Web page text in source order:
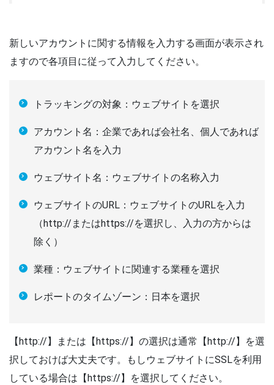
新しいアカウントに関する情報を入力する画面が表示され
ますので各項目に従って入力してください。
トラッキングの対象：ウェブサイトを選択
アカウント名：企業であれば会社名、個人であれば
アカウント名を入力
ウェブサイト名：ウェブサイトの名称入力
ウェブサイトのURL：ウェブサイトのURLを入力
（http://またはhttps://を選択し、入力の方からは
除く）
業種：ウェブサイトに関連する業種を選択
レポートのタイムゾーン：日本を選択
【http://】または【https://】の選択は通常【http://】を選
択しておけば大丈夫です。もしウェブサイトにSSLを利用
している場合は【https://】を選択してください。